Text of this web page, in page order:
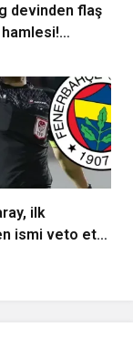
devinden flaş
başladı…
ilk
ismi veto etti;
hakemi